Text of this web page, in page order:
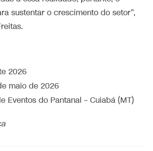
sustentar o crescimento do setor”,
2026
maio de 2026
Eventos do Pantanal – Cuiabá (MT)